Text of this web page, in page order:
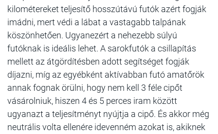
kilométereket teljesítő hosszútávú futók azért fogják
imádni, mert védi a lábat a vastagabb talpának
köszönhetően. Ugyanezért a nehezebb súlyú
futóknak is ideális lehet. A sarokfutók a csillapítás
mellett az átgördítésben adott segítséget fogják
díjazni, míg az egyébként aktívabban futó amatőrök
annak fognak örülni, hogy nem kell 3 féle cipőt
vásárolniuk, hiszen 4 és 5 perces iram között
ugyanazt a teljesítményt nyújtja a cipő. És akkor még
neutrális volta ellenére idevenném azokat is, akiknek